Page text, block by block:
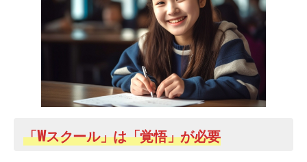
「Wスクール」は「覚悟」が必要